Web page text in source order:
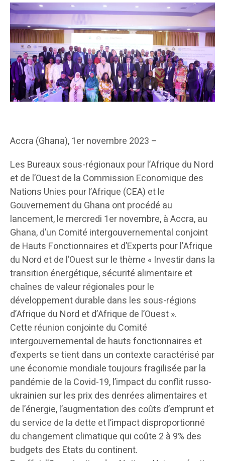
Accra (Ghana), 1er novembre 2023 –
Les Bureaux sous-régionaux pour l’Afrique du Nord
et de l’Ouest de la Commission Economique des
Nations Unies pour l’Afrique (CEA) et le
Gouvernement du Ghana ont procédé au
lancement, le mercredi 1er novembre, à Accra, au
Ghana, d’un Comité intergouvernemental conjoint
de Hauts Fonctionnaires et d’Experts pour l’Afrique
du Nord et de l’Ouest sur le thème « Investir dans la
transition énergétique, sécurité alimentaire et
chaînes de valeur régionales pour le
développement durable dans les sous-régions
d’Afrique du Nord et d’Afrique de l’Ouest ».
Cette réunion conjointe du Comité
intergouvernemental de hauts fonctionnaires et
d’experts se tient dans un contexte caractérisé par
une économie mondiale toujours fragilisée par la
pandémie de la Covid-19, l’impact du conflit russo-
ukrainien sur les prix des denrées alimentaires et
de l’énergie, l’augmentation des coûts d’emprunt et
du service de la dette et l’impact disproportionné
du changement climatique qui coûte 2 à 9% des
budgets des Etats du continent.